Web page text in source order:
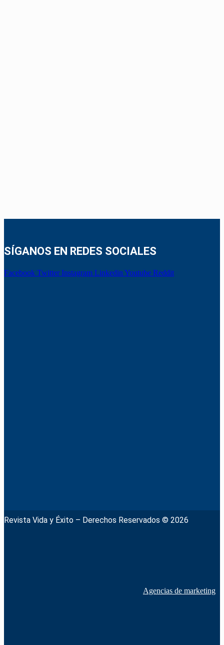
SÍGANOS EN REDES SOCIALES
Facebook Twitter Instagram Linkedin Youtube Reddit
Revista Vida y Éxito – Derechos Reservados © 2026
Agencias de marketing